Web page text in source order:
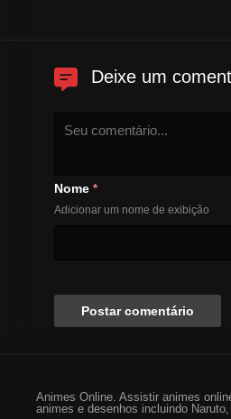
Deixe um
Nome *
Adicionar um nome de exibição
Animes Online. Assistir animes
animes e desenhos incluindo